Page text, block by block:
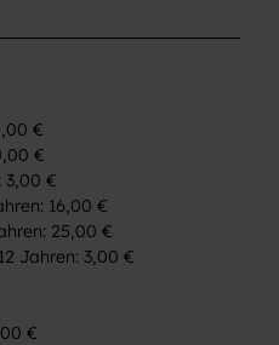
€
€
3,00 €
16,00 €
25,00 €
Jahren: 3,00 €
€